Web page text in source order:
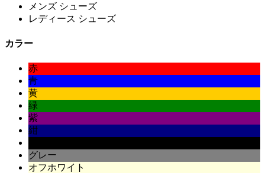
メンズ シューズ
レディース シューズ
カラー
赤
青
黄
緑
紫
紺
グレー
オフホワイト